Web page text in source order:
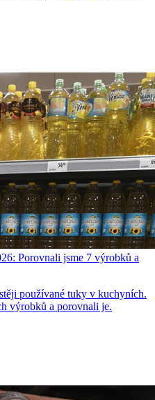
Porovnali jsme 7 výrobků a
používané tuky v kuchyních.
výrobků a porovnali je.